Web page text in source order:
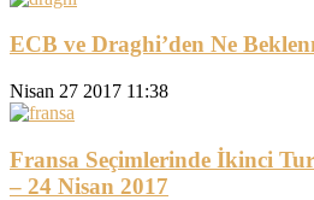
ECB ve Draghi’den Ne
Nisan 27 2017 11:38
Fransa Seçimlerinde İkinci
– 24 Nisan 2017